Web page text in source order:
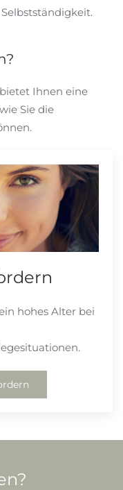
Ihnen eine
Sie die
hohes Alter bei